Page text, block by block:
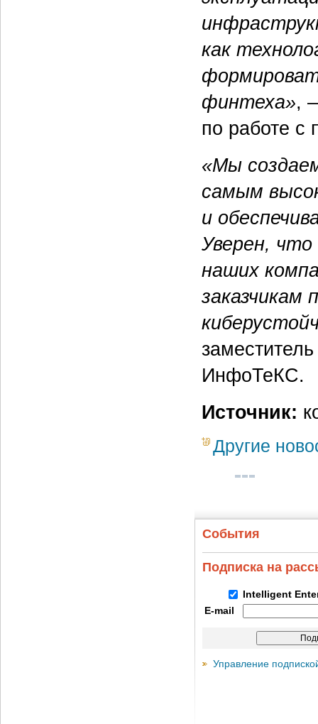
как
финтеха»,
по работе с
«Мы
самым
и
Уверен, что
наших
заказчикам
ИнфоТеКС.
Источник:
Другие
События
Подписка на
Intelligent
E-mail
Управление